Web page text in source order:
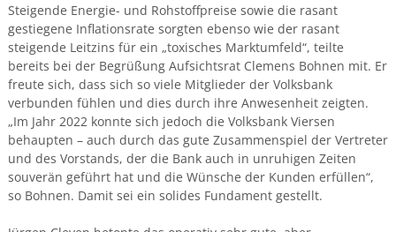
Steigende Energie- und Rohstoffpreise sowie die rasant
gestiegene Inflationsrate sorgten ebenso wie der rasant
steigende Leitzins für ein „toxisches Marktumfeld“, teilte
bereits bei der Begrüßung Aufsichtsrat Clemens Bohnen mit. Er
freute sich, dass sich so viele Mitglieder der Volksbank
verbunden fühlen und dies durch ihre Anwesenheit zeigten.
„Im Jahr 2022 konnte sich jedoch die Volksbank Viersen
behaupten – auch durch das gute Zusammenspiel der Vertreter
und des Vorstands, der die Bank auch in unruhigen Zeiten
souverän geführt hat und die Wünsche der Kunden erfüllen“,
so Bohnen. Damit sei ein solides Fundament gestellt.